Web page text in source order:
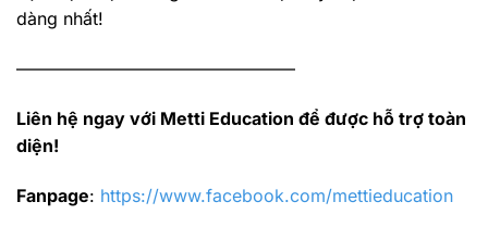
dàng nhất!
————————————————
Liên hệ ngay với Metti Education để được hỗ trợ toàn
diện!
Fanpage: https://www.facebook.com/mettieducation